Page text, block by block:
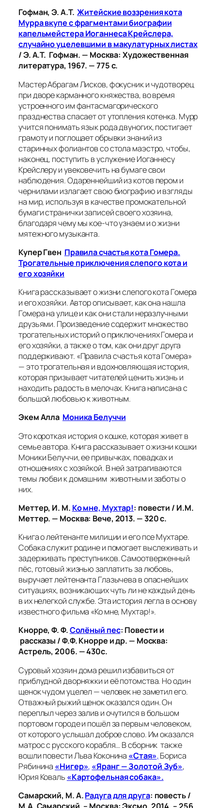
Гофман, Э. А.Т. Житейские воззрения кота
Мурра вкупе с фрагментами биографии
капельмейстера Иоганнеса Крейслера,
случайно уцелевшими в макулатурных листах
/ Э. А.Т. Гофман. — Москва: Художественная
литература, 1967. — 775 с.
Мастер Абрагам Лисков, фокусник и чудотворец
при дворе карманного княжества, во время
устроенного им фантасмагорического
празднества спасает от утопления котенка. Мурр
учится понимать язык рода двуногих, постигает
грамоту и поглощает обрывки знаний из
старинных фолиантов со стола маэстро, чтобы,
наконец, поступить в услужение Иоганнесу
Крейслеру и увековечить на бумаге свои
наблюдения. Одареннейший из котов пером и
чернилами излагает свою биографию и взгляды
на мир, используя в качестве промокательной
бумаги странички записей своего хозяина,
благодаря чему мы кое-что узнаем и о жизни
мятежного музыканта.
Купер Гвен Правиласчастья кота Гомера.
Трогательные приключения слепого кота и
его хозяйки
Книга рассказывает о жизни слепого кота Гомера
и его хозяйки. Автор описывает, как она нашла
Гомера на улице и как они стали неразлучными
друзьями. Произведение содержит множество
трогательных историй о приключениях Гомера и
его хозяйки, а также о том, как они друг друга
поддерживают. «Правила счастья кота Гомера»
— это трогательная и вдохновляющая история,
которая призывает читателей ценить жизнь и
находить радость в мелочах. Книга написана с
большой любовью к животным.
Экем Алла Моника Белуччи
Это короткая история о кошке, которая живет в
семье автора. Книга рассказывает о жизни кошки
Моники Белуччи, ее привычках, повадках и
отношениях с хозяйкой. В ней затрагиваются
темы любви к домашним животным и заботы о
них.
Меттер, И. М. Ко мне, Мухтар!: повести / И.М.
Меттер. — Москва: Вече, 2013. — 320 с.
Книга о лейтенанте милиции и его псе Мухтаре.
Собака служит родине и помогает выслеживать и
задерживать преступников. Самоотверженный
пёс, готовый жизнью заплатить за любовь,
выручает лейтенанта Глазычева в опаснейших
ситуациях, возникающих чуть ли не каждый день
в их нелегкой службе. Эта история легла в основу
известного фильма «Ко мне, Мухтар!».
Кнорре, Ф. Ф.Солёный пес: Повести и
рассказы / Ф.Ф. Кнорре и др. — Москва:
Астрель, 2006. — 430с.
Суровый хозяин дома решил избавиться от
приблудной дворняжки и её потомства. Но один
щенок чудом уцелел — человек не заметил его.
Отважный рыжий щенок оказался один. Он
переплыл через залив и очутился в большом
портовом городе и пошёл за первым человеком,
от которого услышал доброе слово. Им оказался
матрос с русского корабля… В сборник также
вошли повести Льва Коконина «Стая»,Бориса
Рябинина «Нигер», «Яранг — Золотой Зуб»,
Юрия Коваль «Картофельная собака».
Самарский, М. А.Радуга для друга: повесть /